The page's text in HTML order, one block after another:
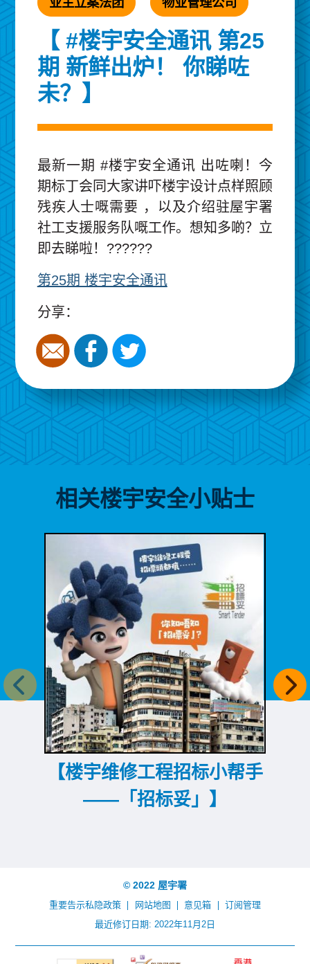
【 #楼宇安全通讯 第25
期 新鲜出炉！ 你睇咗
未？】
最新一期 #楼宇安全通讯 出咗喇！今
期标丁会同大家讲吓楼宇设计点样照顾
残疾人士嘅需要 ，以及介绍驻屋宇署
社工支援服务队嘅工作。想知多啲？立
即去睇啦！??????
第25期 楼宇安全通讯
分享：
相关楼宇安全小贴士
【楼宇维修工程招标小帮手
——「招标妥」】
上一个 下
© 2022 屋宇署
重要告示私隐政策 网站地图 意见箱
订阅管理
最近修订日期: 2022年11月2日